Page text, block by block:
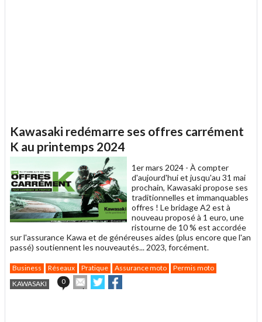
Kawasaki redémarre ses offres carrément
K au printemps 2024
1er mars 2024 - À compter
d'aujourd'hui et jusqu'au 31 mai
prochain, Kawasaki propose ses
traditionnelles et immanquables
offres ! Le bridage A2 est à
nouveau proposé à 1 euro, une
ristourne de 10 % est accordée
sur l'assurance Kawa et de généreuses aides (plus encore que l'an
passé) soutiennent les nouveautés... 2023, forcément.
Business Réseaux Pratique Assurance moto
Permis moto
KAWASAKI
0
Envoyer
cet
Partager
sur sur